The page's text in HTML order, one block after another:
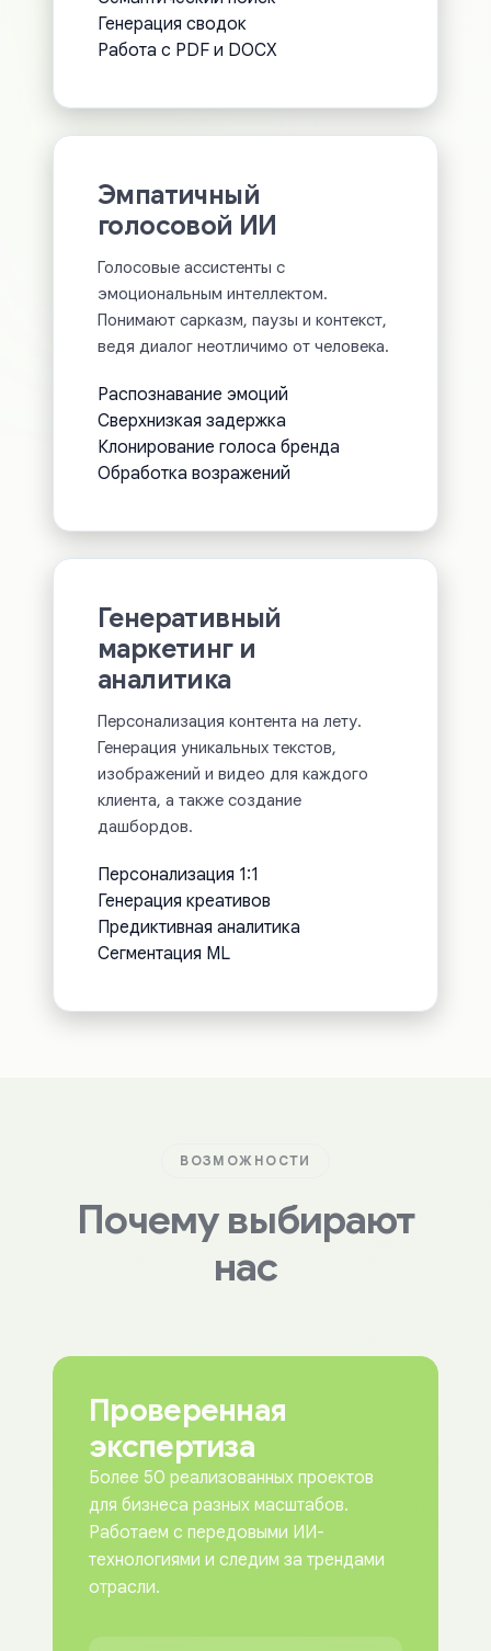
Генерация сводок
Работа с PDF и DOCX
Эмпатичный
голосовой ИИ
Голосовые ассистенты с
эмоциональным интеллектом.
Понимают сарказм, паузы и контекст,
ведя диалог неотличимо от человека.
Распознавание эмоций
Сверхнизкая задержка
Клонирование голоса бренда
Обработка возражений
Генеративный
маркетинг и
аналитика
Персонализация контента на лету.
Генерация уникальных текстов,
изображений и видео для каждого
клиента, а также создание
дашбордов.
Персонализация 1:1
Генерация креативов
Предиктивная аналитика
Сегментация ML
ВОЗМОЖНОСТИ
Почему выбирают
нас
Проверенная
экспертиза
Более 50 реализованных проектов
для бизнеса разных масштабов.
Работаем с передовыми ИИ-
технологиями и следим за трендами
отрасли.